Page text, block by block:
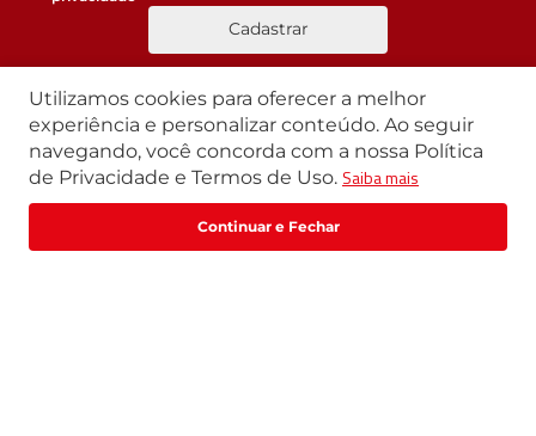
Fale com um especialista
Cadastrar
Segunda a Sexta | 07h42 às 17h30
Exceto feriados
WhatsApp:
loja@marte.com.br
Utilizamos cookies para oferecer a melhor
experiência e personalizar conteúdo. Ao seguir
navegando, você concorda com a nossa Política
de Privacidade e Termos de Uso. Saiba mais